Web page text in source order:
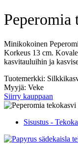
Minikokoinen
Korkeus 13 cm.
kasvitauluihin ja
Tuotemerkki:
Myyjä: Veke
Siirry kauppaan
Sisustus -